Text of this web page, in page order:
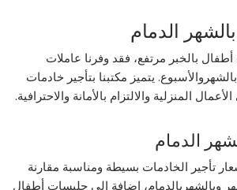
الدمام
بالخبر مرتفع، فقد وفرنا عاملات
يتميز مكتبنا بتأجير خادمات
المنزلية والالتزام بالأمانة والاحترافية.
الدمام
تأجير الخادمات بسيطة ومناسبة مقارنة
وبالشهربالدمام، إضافة إلى جليسات أطفال